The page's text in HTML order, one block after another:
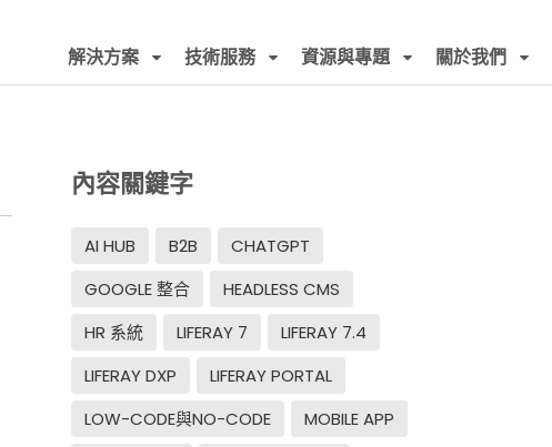
解決方案
技術服務 資源與專題 關於我們
內容關鍵字
AI HUB B2B
CHATGPT
GOOGLE 整合
HEADLESS CMS
HR 系統
LIFERAY 7
LIFERAY 7.4
LIFERAY DXP
LIFERAY PORTAL
LOW-CODE與NO-CODE
MOBILE APP